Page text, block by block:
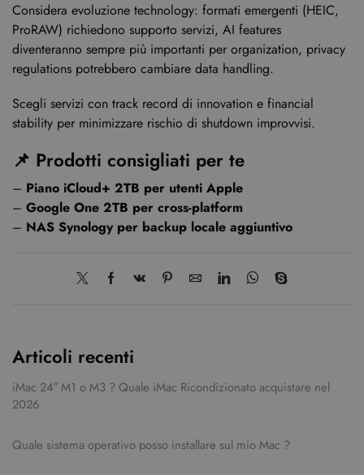
Considera evoluzione technology: formati emergenti (HEIC,
ProRAW) richiedono supporto servizi, AI features
diventeranno sempre più importanti per organization, privacy
regulations potrebbero cambiare data handling.
Scegli servizi con track record di innovation e financial
stability per minimizzare rischio di shutdown improvvisi.
📌 Prodotti consigliati per te
– Piano iCloud+ 2TB per utenti Apple
– Google One 2TB per cross-platform
– NAS Synology per backup locale aggiuntivo
Articoli recenti
iMac 24″ M1 o M3 ? Quale iMac Ricondizionato acquistare nel
2026
Quale sistema operativo posso installare sul mio Mac ?